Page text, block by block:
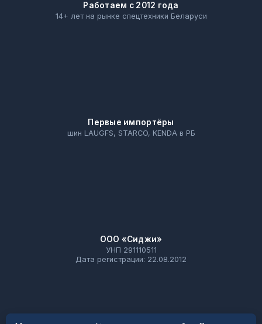
Работаем с 2012 года
14+ лет на рынке спецтехники Беларуси
Первые импортёры
шин LAUGFS, STARCO, KENDA в РБ
ООО «Сиджи»
УНП 291110511
Дата регистрации: 22.08.2012